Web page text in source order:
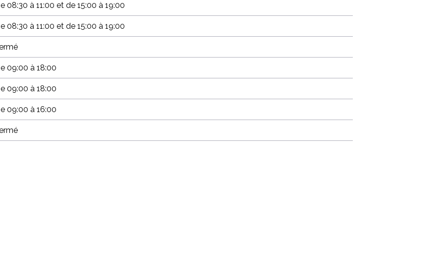
08:30 à 11:00 et de 15:00 à 19:00
08:30 à 11:00 et de 15:00 à 19:00
09:00 à 18:00
09:00 à 18:00
09:00 à 16:00